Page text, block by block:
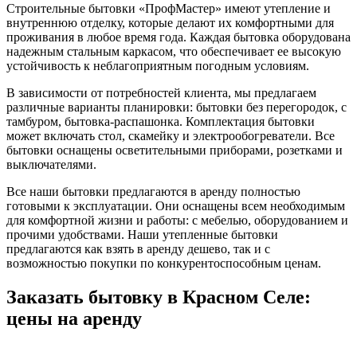
Строительные бытовки «ПрофМастер» имеют утепление и
внутреннюю отделку, которые делают их комфортными для
проживания в любое время года. Каждая бытовка оборудована
надежным стальным каркасом, что обеспечивает ее высокую
устойчивость к неблагоприятным погодным условиям.
В зависимости от потребностей клиента, мы предлагаем
различные варианты планировки: бытовки без перегородок, с
тамбуром, бытовка-распашонка. Комплектация бытовки
может включать стол, скамейку и электрообогреватели. Все
бытовки оснащены осветительными приборами, розетками и
выключателями.
Все наши бытовки предлагаются в аренду полностью
готовыми к эксплуатации. Они оснащены всем необходимым
для комфортной жизни и работы: с мебелью, оборудованием и
прочими удобствами. Наши утепленные бытовки
предлагаются как взять в аренду дешево, так и с
возможностью покупки по конкурентоспособным ценам.
Заказать бытовку в Красном Селе:
цены на аренду